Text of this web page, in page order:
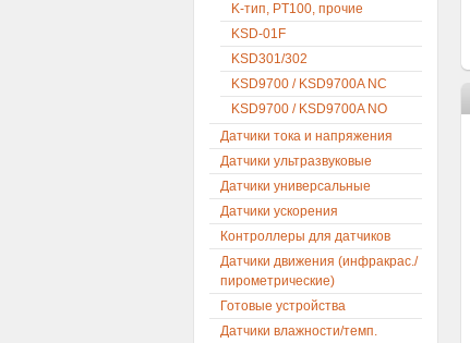
K-тип, PT100, прочие
KSD-01F
KSD301/302
KSD9700 / KSD9700A NC
KSD9700 / KSD9700A NO
Датчики тока и напряжения
Датчики ультразвуковые
Датчики универсальные
Датчики ускорения
Контроллеры для датчиков
Датчики движения (инфракрас./
пирометрические)
Готовые устройства
Датчики влажности/темп.